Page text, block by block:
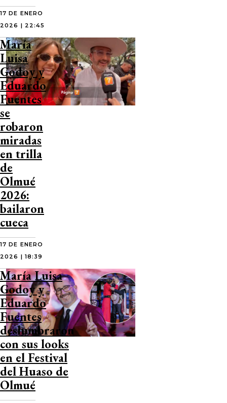
17 DE ENERO
2026 | 22:45
María
Luisa
Godoy y
Eduardo
Fuentes
se
robaron
miradas
en trilla
de
Olmué
2026:
bailaron
cueca
17 DE ENERO
2026 | 18:39
María Luisa
Godoy y
Eduardo
Fuentes
deslumbraron
con sus looks
en el Festival
del Huaso de
Olmué